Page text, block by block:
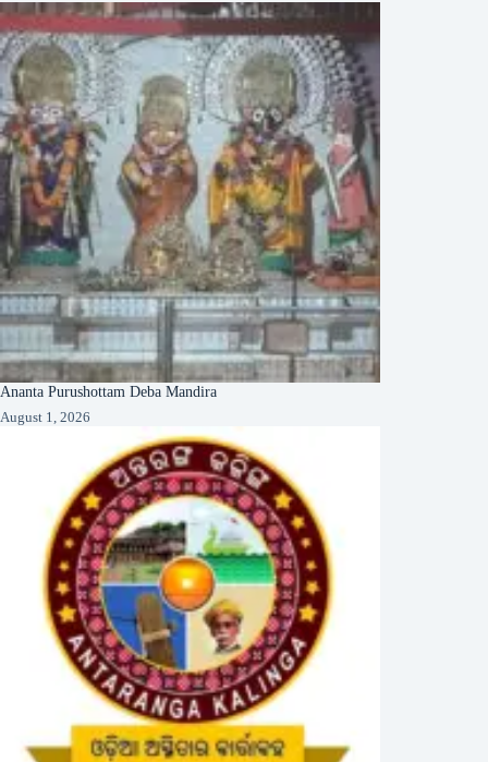
Ananta Purushottam Deba Mandira
August 1, 2026